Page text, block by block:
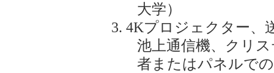
大学）
4Kプロジェクター、
池上通信機、クリ
者またはパネルで